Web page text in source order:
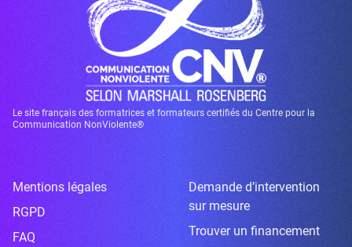
Le site français des formatrices et formateurs certifiés du Centre pour la
Communication NonViolente®
Mentions légales
RGPD
FAQ
Demande d’intervention
sur mesure
Trouver un financement